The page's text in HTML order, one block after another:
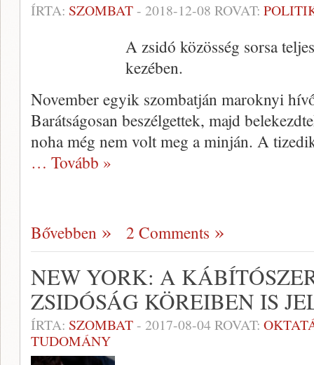
ÍRTA: SZOMBAT- 2018-12-08 ROVAT:
A zsidó közösség sorsa
kezében.
November egyik szombatján maroknyi
Barátságosan beszélgettek, majd
noha még nem volt meg a minján. A
… Tovább »
Bővebben 2 Comments
NEW YORK: A
ZSIDÓSÁG KÖREIBEN IS
ÍRTA: SZOMBAT- 2017-08-04ROVAT:
TUDOMÁNY